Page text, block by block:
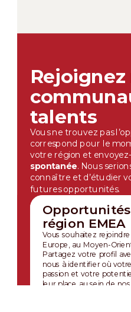
talents
Vous ne trouvez pas
correspond pour le
votre région et
spontanée. Nous
connaître et d’étudier
futures opportunités.
région EMEA
Vous souhaitez
Europe, au Moyen-
Partagez votre profil
nous à identifier où
passion et votre
leur place au sein de nos